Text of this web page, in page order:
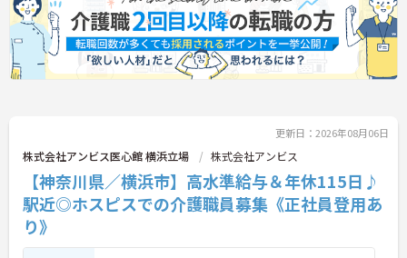
更新日：2026年08月06日
株式会社アンビス医心館 横浜立場 株式会社アンビス
【神奈川県／横浜市】高水準給与＆年休115日♪
駅近◎ホスピスでの介護職員募集《正社員登用あ
り》